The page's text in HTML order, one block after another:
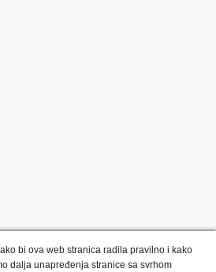
bi ova web stranica radila pravilno i kako
dalja unapređenja stranice sa svrhom